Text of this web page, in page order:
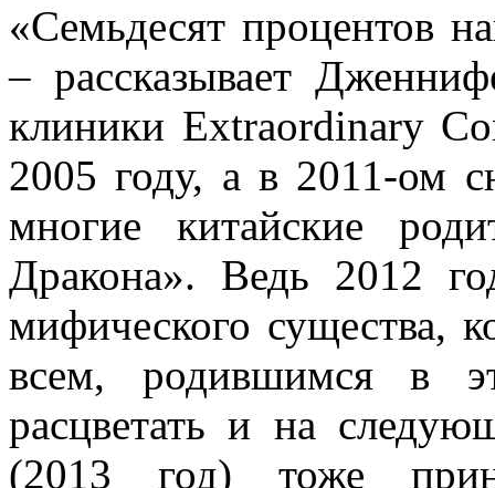
«Семьдесят процентов
– рассказывает
клиники Extraordinary
2005 году, а в 2011-ом
многие китайские
Дракона». Ведь 2012
мифического существа,
всем, родившимся в
расцветать и на
(2013 год) тоже